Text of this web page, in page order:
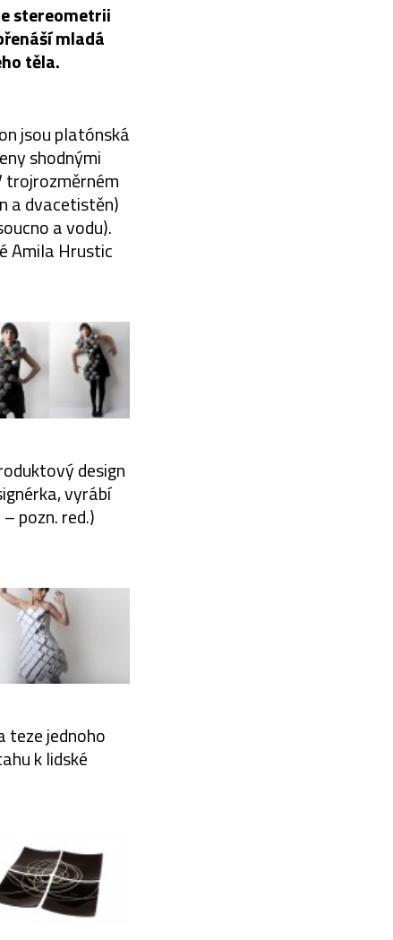
stereometrii
mladá
těla.
jsou platónská
shodnými
trojrozměrném
a dvacetistěn)
a vodu).
Amila Hrustic
design
vyrábí
pozn. red.)
teze jednoho
k lidské